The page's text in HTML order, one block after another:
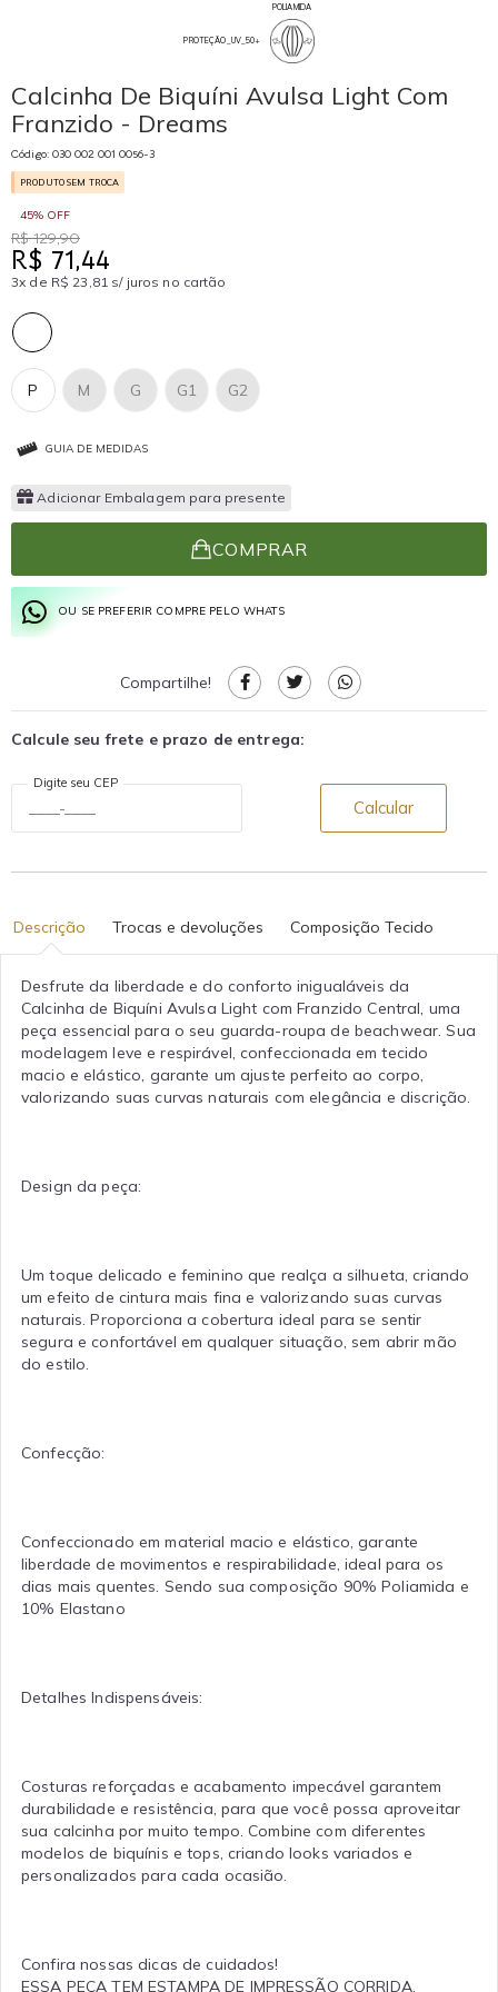
PROTEÇÃO_UV_50+
POLIAMIDA
Calcinha De Biquíni Avulsa Light Com
Franzido - Dreams
Código: 030 002 001 0056-3
PRODUTO SEM TROCA
45% OFF
R$ 129,90
R$ 71,44
3x de R$ 23,81 s/ juros no cartão
G G1 G2
M
P
GUIA DE MEDIDAS
Adicionar Embalagem para presente
COMPRAR
OU SE PREFERIR COMPRE PELO WHATS
Compartilhe!
Calcule seu frete e prazo de entrega:
Digite seu CEP
Calcular
Descrição Trocas e devoluções Composição Tecido
Desfrute da liberdade e do conforto inigualáveis da
Calcinha de Biquíni Avulsa Light com Franzido Central, uma
peça essencial para o seu guarda-roupa de beachwear. Sua
modelagem leve e respirável, confeccionada em tecido
macio e elástico, garante um ajuste perfeito ao corpo,
valorizando suas curvas naturais com elegância e discrição.
Design da peça:
Um toque delicado e feminino que realça a silhueta, criando
um efeito de cintura mais fina e valorizando suas curvas
naturais. Proporciona a cobertura ideal para se sentir
segura e confortável em qualquer situação, sem abrir mão
do estilo.
Confecção:
Confeccionado em material macio e elástico, garante
liberdade de movimentos e respirabilidade, ideal para os
dias mais quentes. Sendo sua composição 90% Poliamida e
10% Elastano
Detalhes Indispensáveis:
Costuras reforçadas e acabamento impecável garantem
durabilidade e resistência, para que você possa aproveitar
sua calcinha por muito tempo. Combine com diferentes
modelos de biquínis e tops, criando looks variados e
personalizados para cada ocasião.
Confira nossas dicas de cuidados!
ESSA PEÇA TEM ESTAMPA DE IMPRESSÃO CORRIDA,